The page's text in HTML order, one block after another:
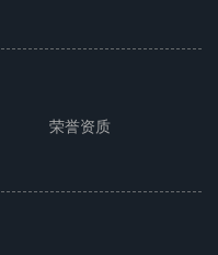
荣誉资质